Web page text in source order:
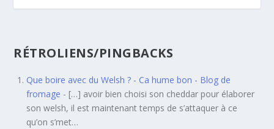
RÉTROLIENS/PINGBACKS
Que boire avec du Welsh ? - Ca hume bon - Blog de
fromage - […] avoir bien choisi son cheddar pour élaborer
son welsh, il est maintenant temps de s’attaquer à ce
qu’on s’met…